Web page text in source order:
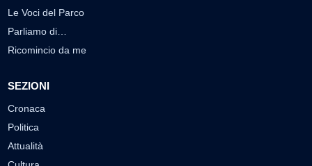
Le Voci del Parco
Parliamo di…
Ricomincio da me
SEZIONI
Cronaca
Politica
Attualità